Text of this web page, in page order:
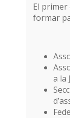
El primer
formar
a la